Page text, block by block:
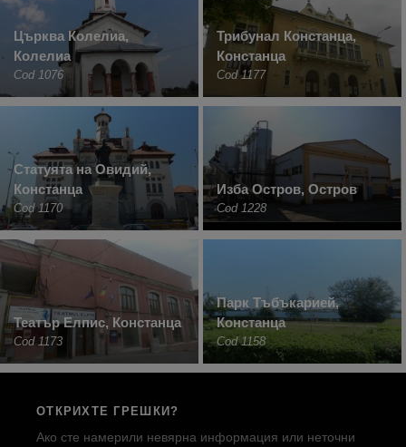
Църква Колелиа,
Колелиа
Cod 1076
Трибунал Констанца,
Констанца
Cod 1177
Статуята на Овидий,
Констанца
Cod 1170
Изба Остров, Остров
Cod 1228
Театър Елпис, Констанца
Cod 1173
Парк Тъбъкарией,
Констанца
Cod 1158
ОТКРИХТЕ ГРЕШКИ?
Ако сте намерили невярна информация или неточни